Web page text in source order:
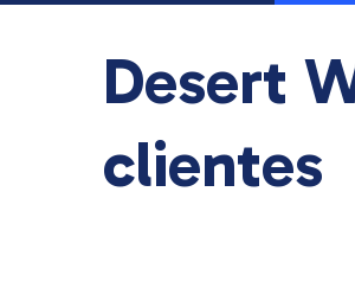
Desert
clientes